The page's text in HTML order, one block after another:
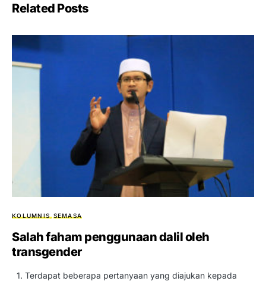
Related Posts
KOLUMNIS SEMASA
Salah faham penggunaan dalil oleh
transgender
1. Terdapat beberapa pertanyaan yang diajukan kepada